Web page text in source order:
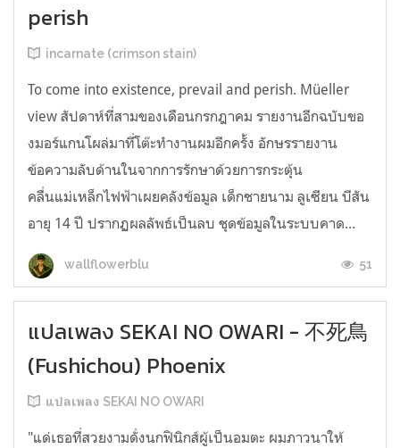
perish
incarnate (crimson stain)
To come into existence, prevail and perish. Müeller
view สัปดาห์ที่สามของเดือนกรกฎาคม รายงานอีกฉบับขอ
งมอร์แกนโผล่มาที่โต๊ะทำงานผมอีกครั้ง อักษรรายงาน
ข้อความลับด้านในจากการรักษาด้วยการกระตุ้น
คลื่นแม่เหล็กไฟฟ้าเผยคลังข้อมูล เด็กชายนาม ลูเซียน บีสัน
อายุ 14 ปี ปรากฏผลลัพธ์เป็นลบ ชุดข้อมูลในระบบคาด...
wallflowerblu 51
แปลเพลง SEKAI NO OWARI - 不死鳥
(Fushichou) Phoenix
แปลเพลง SEKAI NO OWARI
"แด่เธอที่สวยงามดั่งนกฟินิกส์ผู้เป็นอมตะ ผมภาวนาให้